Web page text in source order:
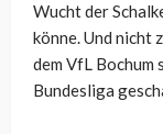
Wucht der
könne. Und nicht
dem VfL Bochum
Bundesliga